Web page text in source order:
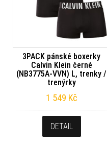
3PACK pánské boxerky
Calvin Klein černé
(NB3775A-VVN) L, trenky /
trenýrky
1 549 Kč
DETAIL